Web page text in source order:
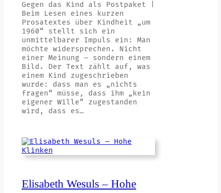
Gegen das Kind als Postpaket |
Beim Lesen eines kurzen
Prosatextes über Kindheit „um
1960“ stellt sich ein
unmittelbarer Impuls ein: Man
möchte widersprechen. Nicht
einer Meinung – sondern einem
Bild. Der Text zählt auf, was
einem Kind zugeschrieben
wurde: dass man es „nichts
fragen“ müsse, dass ihm „kein
eigener Wille“ zugestanden
wird, dass es…
Elisabeth Wesuls – Hohe